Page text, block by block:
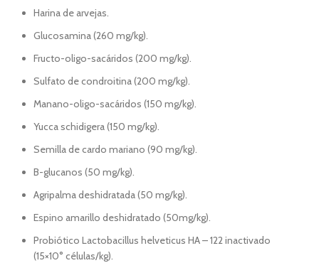
Harina de arvejas.
Glucosamina (260 mg/kg).
Fructo-oligo-sacáridos (200 mg/kg).
Sulfato de condroitina (200 mg/kg).
Manano-oligo-sacáridos (150 mg/kg).
Yucca schidigera (150 mg/kg).
Semilla de cardo mariano (90 mg/kg).
B-glucanos (50 mg/kg).
Agripalma deshidratada (50 mg/kg).
Espino amarillo deshidratado (50mg/kg).
Probiótico Lactobacillus helveticus HA – 122 inactivado
(15×10° células/kg).